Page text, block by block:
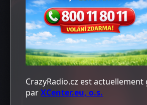
CrazyRadio.cz est actuellement
parXCenter.eu, o.s.